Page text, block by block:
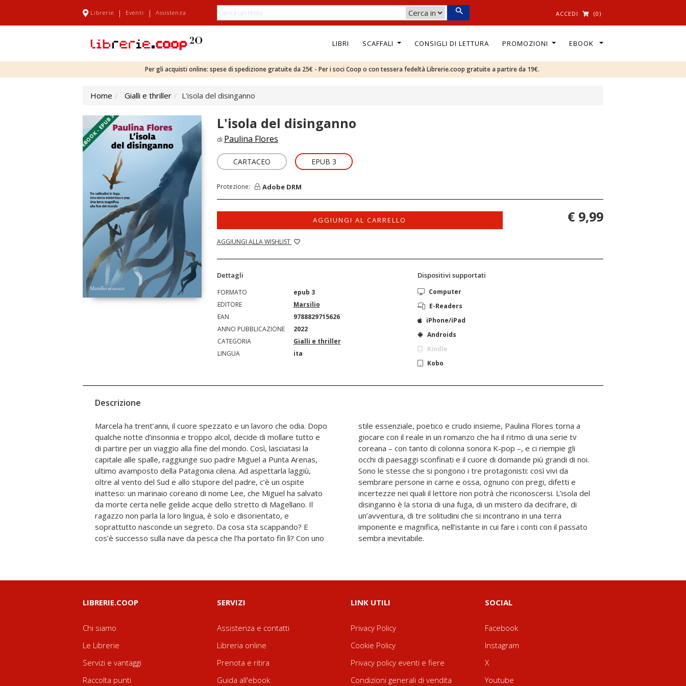
Librerie | Eventi | Assistenza ACCEDI (0)
LIBRI SCAFFALI CONSIGLI DI LETTURA PROMOZIONI EBOOK
Per gli acquisti online: spese di spedizione gratuite da 25€ - Per i soci Coop o con tessera fedeltà Librerie.coop gratuite a partire da 19€.
Home Gialli e thriller L'isola del disinganno
EBOOK - EPUB 3 L'isola del disinganno
di Paulina Flores
CARTACEO EPUB 3
Protezione: Adobe DRM
AGGIUNGI AL CARRELLO
AGGIUNGI ALLA WISHLIST
€ 9,99
Dettagli
FORMATO
epub 3
EDITORE
Marsilio
EAN
9788829715626
ANNO PUBBLICAZIONE
2022
CATEGORIA
Gialli e thriller
LINGUA
ita
Dispositivi supportati
Computer
E-Readers
iPhone/iPad
Androids
Kindle
Kobo
Descrizione
Marcela ha trent’anni, il cuore spezzato e un lavoro che odia. Dopo
qualche notte d’insonnia e troppo alcol, decide di mollare tutto e
di partire per un viaggio alla fine del mondo. Così, lasciatasi la
capitale alle spalle, raggiunge suo padre Miguel a Punta Arenas,
ultimo avamposto della Patagonia cilena. Ad aspettarla laggiù,
oltre al vento del Sud e allo stupore del padre, c’è un ospite
inatteso: un marinaio coreano di nome Lee, che Miguel ha salvato
da morte certa nelle gelide acque dello stretto di Magellano. Il
ragazzo non parla la loro lingua, è solo e disorientato, e
soprattutto nasconde un segreto. Da cosa sta scappando? E
cos’è successo sulla nave da pesca che l’ha portato fin lì? Con uno
stile essenziale, poetico e crudo insieme, Paulina Flores torna a
giocare con il reale in un romanzo che ha il ritmo di una serie tv
coreana – con tanto di colonna sonora K-pop –, e ci riempie gli
occhi di paesaggi sconfinati e il cuore di domande più grandi di noi.
Sono le stesse che si pongono i tre protagonisti: così vivi da
sembrare persone in carne e ossa, ognuno con pregi, difetti e
incertezze nei quali il lettore non potrà che riconoscersi. L’isola del
disinganno è la storia di una fuga, di un mistero da decifrare, di
un’avventura, di tre solitudini che si incontrano in una terra
imponente e magnifica, nell’istante in cui fare i conti con il passato
sembra inevitabile.
LIBRERIE.COOP
Chi siamo
Le Librerie
Servizi e vantaggi
Raccolta punti
SERVIZI
Assistenza e contatti
Libreria online
Prenota e ritira
Guida all'ebook
LINK UTILI
Privacy Policy
Cookie Policy
Privacy policy eventi e fiere
Condizioni generali di vendita
SOCIAL
Facebook
Instagram
X
Youtube